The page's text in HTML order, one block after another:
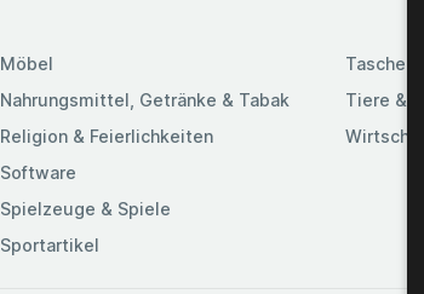
Möbel
Nahrungsmittel, Getränke & Tabak
Religion & Feierlichkeiten
Software
Spielzeuge & Spiele
Sportartikel
Taschen
Tiere &